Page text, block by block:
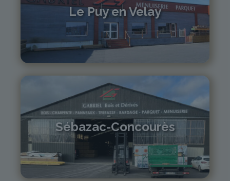
Le Puy en Velay
04 71 01 13 30
lepuy@gabriel-sa.fr
Sébazac-Concourès
05 81 55 83 89
monistrol@gabriel-sa.fr